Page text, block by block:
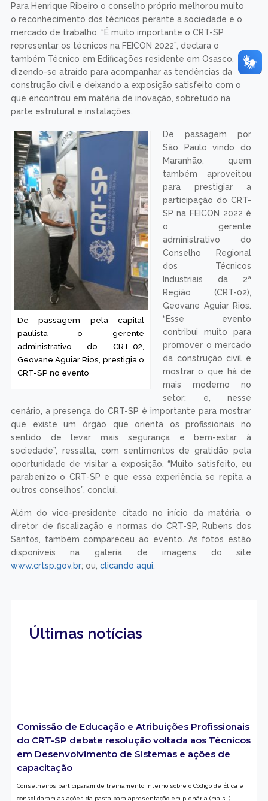
Para Henrique Ribeiro o conselho próprio melhorou muito
o reconhecimento dos técnicos perante a sociedade e o
mercado de trabalho. “É muito importante o CRT-SP
representar os técnicos na FEICON 2022”, declara o
também Técnico em Edificações residente em Osasco,
dizendo-se atraído para acompanhar as tendências da
construção civil e deixando a exposição satisfeito com o
que encontrou em matéria de inovação, sobretudo na
parte estrutural e instalações.
De passagem pela capital
paulista o gerente
administrativo do CRT-02,
Geovane Aguiar Rios, prestigia o
CRT-SP no evento
De passagem por
São Paulo vindo do
Maranhão, quem
também aproveitou
para prestigiar a
participação do CRT-
SP na FEICON 2022 é
o gerente
administrativo do
Conselho Regional
dos Técnicos
Industriais da 2ª
Região (CRT-02),
Geovane Aguiar Rios.
“Esse evento
contribui muito para
promover o mercado
da construção civil e
mostrar o que há de
mais moderno no
setor; e, nesse
cenário, a presença do CRT-SP é importante para mostrar
que existe um órgão que orienta os profissionais no
sentido de levar mais segurança e bem-estar à
sociedade”, ressalta, com sentimentos de gratidão pela
oportunidade de visitar a exposição. “Muito satisfeito, eu
parabenizo o CRT-SP e que essa experiência se repita a
outros conselhos”, conclui.
Além do vice-presidente citado no início da matéria, o
diretor de fiscalização e normas do CRT-SP, Rubens dos
Santos, também compareceu ao evento. As fotos estão
disponíveis na galeria de imagens do site
www.crtsp.gov.br; ou, clicando aqui
Últimas notícias
Comissão de Educação e Atribuições Profissionais
do CRT-SP debate resolução voltada aos Técnicos
em Desenvolvimento de Sistemas e ações de
capacitação
Conselheiros participaram de treinamento interno sobre o Código de Ética e
consolidaram as ações da pasta para apresentação em plenária (mais…)